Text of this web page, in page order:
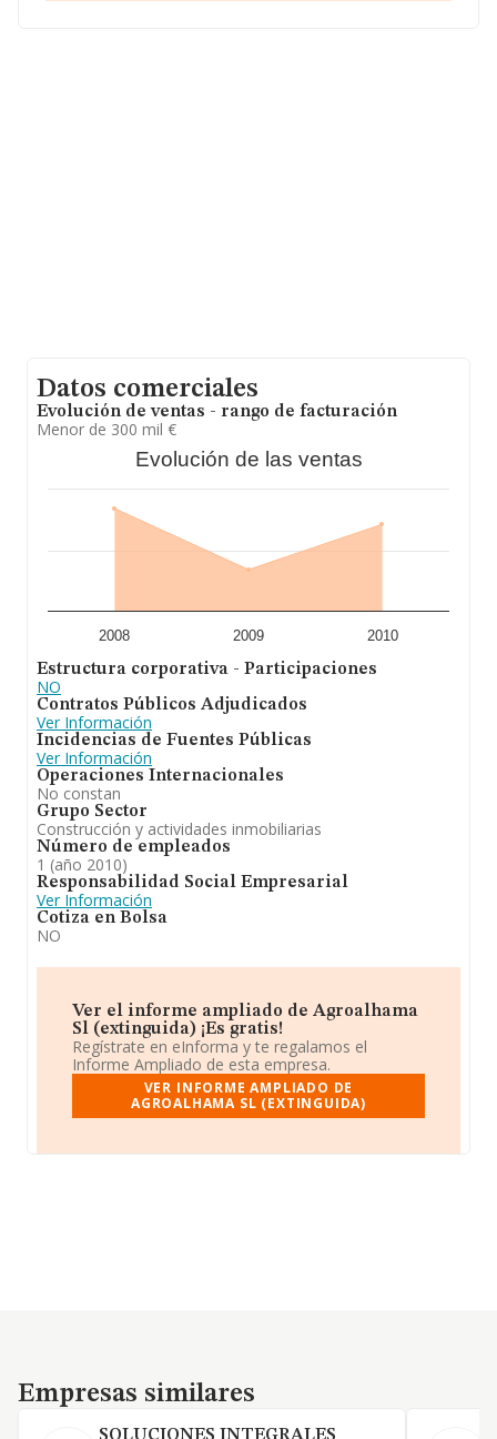
Datos comerciales
Evolución de ventas - rango de facturación
Menor de 300 mil €
Evolución de las ventas
2008 2009 2010
Estructura corporativa - Participaciones
NO
Contratos Públicos Adjudicados
Ver Información
Incidencias de Fuentes Públicas
Ver Información
Operaciones Internacionales
No constan
Grupo Sector
Construcción y actividades inmobiliarias
Número de empleados
1 (año 2010)
Responsabilidad Social Empresarial
Ver Información
Cotiza en Bolsa
NO
Ver el informe ampliado de Agroalhama
Sl (extinguida) ¡Es gratis!
Regístrate en eInforma y te regalamos el
Informe Ampliado de esta empresa.
VER INFORME AMPLIADO DE
AGROALHAMA SL (EXTINGUIDA)
Empresas similares
Empresas similares